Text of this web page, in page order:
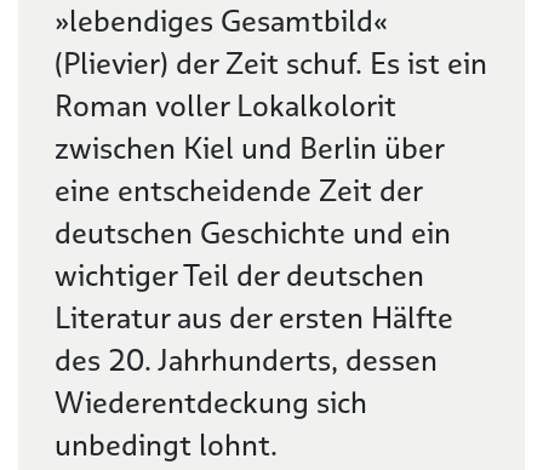
»lebendiges Gesamtbild«
(Plievier) der Zeit schuf. Es ist ein
Roman voller Lokalkolorit
zwischen Kiel und Berlin über
eine entscheidende Zeit der
deutschen Geschichte und ein
wichtiger Teil der deutschen
Literatur aus der ersten Hälfte
des 20. Jahrhunderts, dessen
Wiederentdeckung sich
unbedingt lohnt.